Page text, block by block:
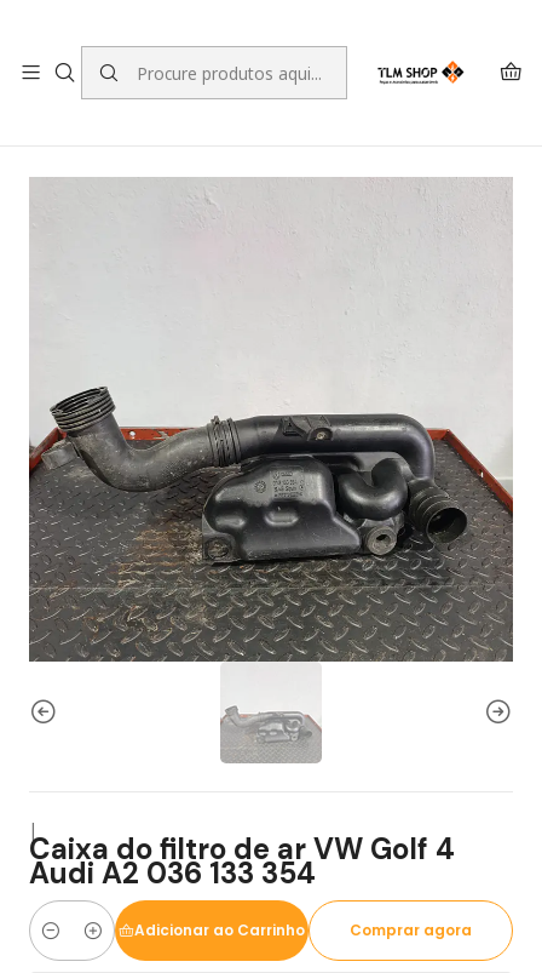
Início LOJA ONLINE
Motores e Componentes para Motores Tubos
Caixa do filtro de ar VW Golf 4 Audi A2 036 133 354
|
Caixa do filtro de ar VW Golf 4
Audi A2 036 133 354
Quantidade
Adicionar ao Carrinho Comprar agora